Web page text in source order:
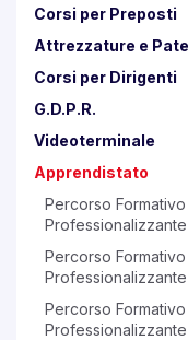
Corsi per Preposti
Attrezzature e
Corsi per Dirigenti
G.D.P.R.
Videoterminale
Apprendistato
Percorso
Professionalizzante
Percorso
Professionalizzante
Percorso
Professionalizzante